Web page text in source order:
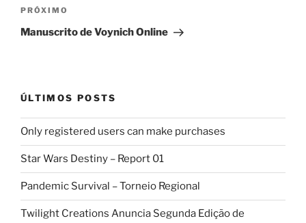
Próximo
post
PRÓXIMO
Manuscrito de Voynich Online
ÚLTIMOS POSTS
Only registered users can make purchases
Star Wars Destiny – Report 01
Pandemic Survival – Torneio Regional
Twilight Creations Anuncia Segunda Edição de